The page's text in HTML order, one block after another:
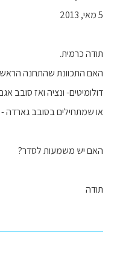
5 מאי, 2013
תודה כרמית.
האם התכוונת שהתחנה
דולומיטים- ונציה ואז סובב
או שמתחילים בסובב גארדה -
האם יש משמעות לסדר?
תודה